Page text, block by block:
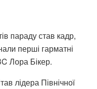
параду став кадр,
перші гарматні
Лора Бікер.
лідера Північної